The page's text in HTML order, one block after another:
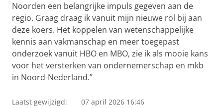
Noorden een belangrijke impuls gegeven aan de
regio. Graag draag ik vanuit mijn nieuwe rol bij aan
deze koers. Het koppelen van wetenschappelijke
kennis aan vakmanschap en meer toegepast
onderzoek vanuit HBO en MBO, zie ik als mooie kans
voor het versterken van ondernemerschap en mkb
in Noord-Nederland.”
Laatst gewijzigd: 07 april 2026 16:46